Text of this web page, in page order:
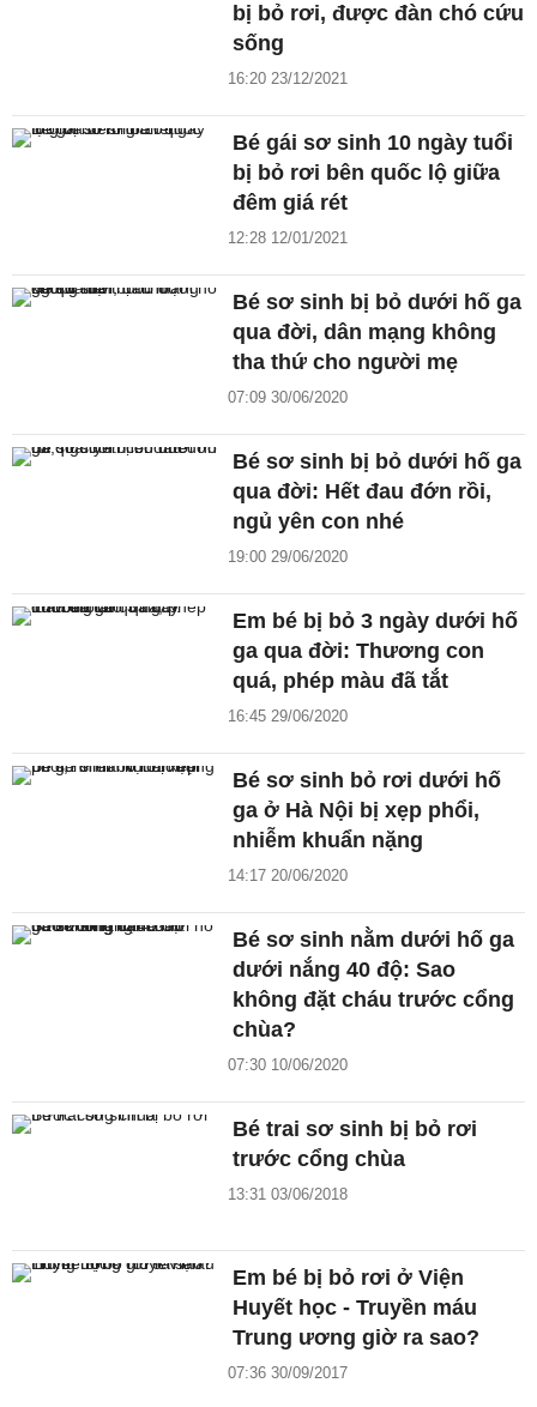
bị bỏ rơi, được đàn chó cứu
sống
16:20 23/12/2021
Bé gái sơ sinh 10 ngày tuổi
bị bỏ rơi bên quốc lộ giữa
đêm giá rét
12:28 12/01/2021
Bé sơ sinh bị bỏ dưới hố ga
qua đời, dân mạng không
tha thứ cho người mẹ
07:09 30/06/2020
Bé sơ sinh bị bỏ dưới hố ga
qua đời: Hết đau đớn rồi,
ngủ yên con nhé
19:00 29/06/2020
Em bé bị bỏ 3 ngày dưới hố
ga qua đời: Thương con
quá, phép màu đã tắt
16:45 29/06/2020
Bé sơ sinh bỏ rơi dưới hố
ga ở Hà Nội bị xẹp phổi,
nhiễm khuẩn nặng
14:17 20/06/2020
Bé sơ sinh nằm dưới hố ga
dưới nắng 40 độ: Sao
không đặt cháu trước cổng
chùa?
07:30 10/06/2020
Bé trai sơ sinh bị bỏ rơi
trước cổng chùa
13:31 03/06/2018
Em bé bị bỏ rơi ở Viện
Huyết học - Truyền máu
Trung ương giờ ra sao?
07:36 30/09/2017